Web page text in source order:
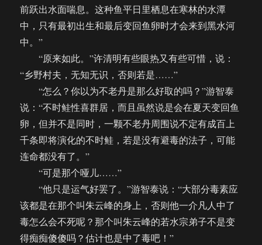
前跃出水面喘息。这种鱼平日里栖息在寒林的水潭
中，只有最初出生和最后变回鱼卵时才会来到黑水河
中。”
“原来如此。”许清明有些眼热又有些可惜，说：
“乡野村夫，无知无识，否则若是……”
“怎么？你以为不老丹是那么好取的吗？”游智泰
说：“不时鲑性喜群居，而且虽然说是会在夏天变回鱼
卵，但并不是同时，一颗不老丹周围说不定有成百上
千条即将演化的不时鲑，若是没有避毒的法子，可能
连命都没有了。”
“可是那个哑儿……”
“他只是运气好罢了。”游智泰说：“大部分毒素应
该都是在那个叫朱云峰的身上，否则他一介凡人中了
毒怎么会不死呢？那个叫朱云峰的若水宗弟子不是变
得痴痴傻傻吗？估计也是中了毒吧！”